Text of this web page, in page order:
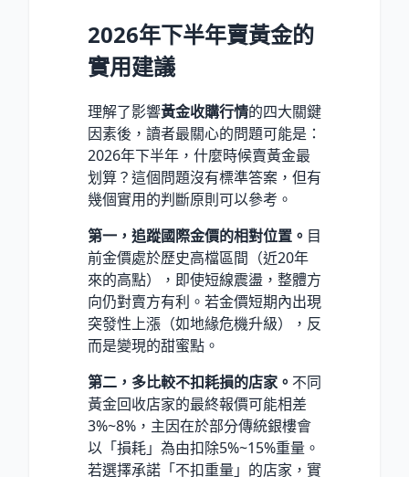
2026年下半年賣黃金的
實用建議
理解了影響黃金收購行情的四大關鍵
因素後，讀者最關心的問題可能是：
2026年下半年，什麼時候賣黃金最
划算？這個問題沒有標準答案，但有
幾個實用的判斷原則可以參考。
第一，追蹤國際金價的相對位置。 目
前金價處於歷史高檔區間（近20年
來的高點），即使短線震盪，整體方
向仍對賣方有利。若金價短期內出現
突發性上漲（如地緣危機升級），反
而是變現的甜蜜點。
第二，多比較不扣耗損的店家。 不同
黃金回收店家的最終報價可能相差
3%~8%，主因在於部分傳統銀樓會
以「損耗」為由扣除5%~15%重量。
若選擇承諾「不扣重量」的店家，實